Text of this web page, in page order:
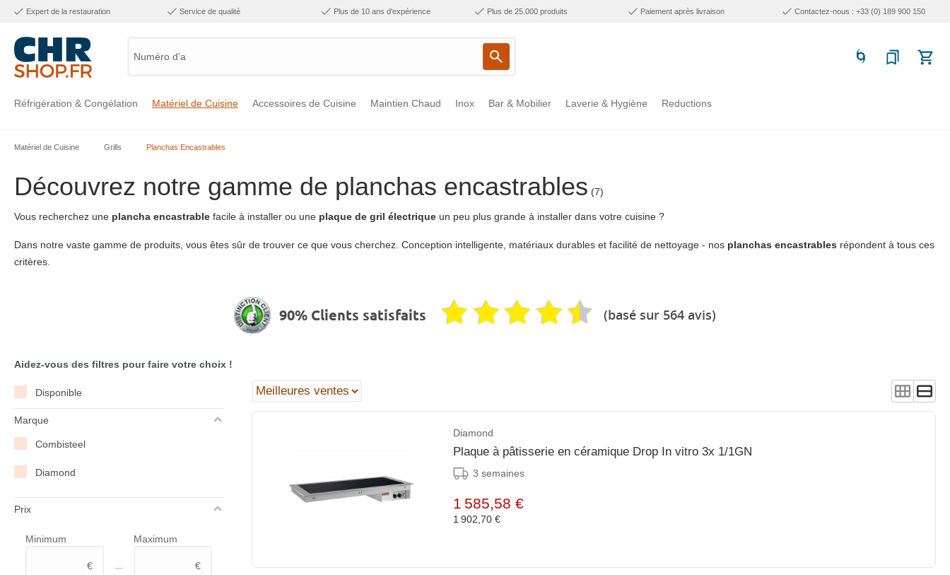
Expert de la restauration Service de qualité Plus de 10 ans d'expérience Plus de 25.000 produits Paiement après livraison Contactez-nous : +33 (0) 189 900 150
Numéro d'article,
Réfrigération & Congélation Matériel de Cuisine Accessoires de Cuisine Maintien Chaud Inox Bar & Mobilier Laverie & Hygiène Reductions
Matériel de Cuisine Grills Planchas Encastrables
Découvrez notre gamme de planchas encastrables (7)
Vous recherchez une plancha encastrable facile à installer ou une plaque de gril électrique un peu plus grande à installer dans votre cuisine ?
Dans notre vaste gamme de produits, vous êtes sûr de trouver ce que vous cherchez. Conception intelligente, matériaux durables et facilité de nettoyage - nos planchas encastrables répondent à tous ces
critères.
90% Clients satisfaits (basé sur 564 avis)
Aidez-vous des filtres pour faire votre choix !
Disponible
Marque
Combisteel
Diamond
Prix
Minimum
€ –
Maximum
€
Diamond
Plaque à pâtisserie en céramique Drop In vitro 3x 1/1GN
3 semaines
1 585,58 €
1 902,70 €